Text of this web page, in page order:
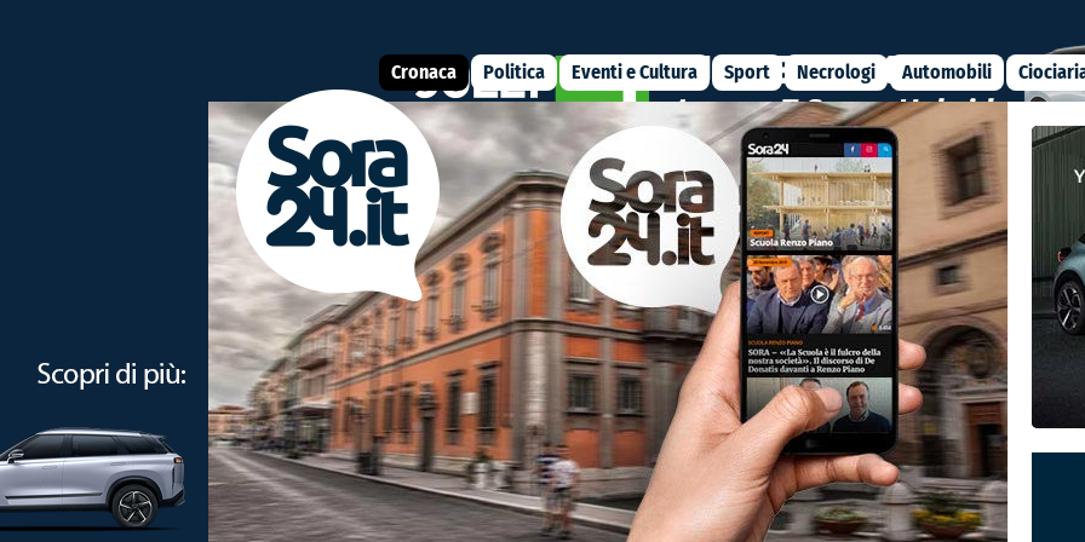
Cronaca Politica Eventi e Cultura Sport Necrologi Automobili